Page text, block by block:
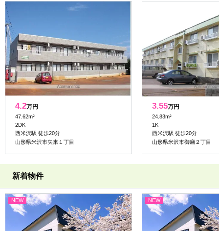
4.2万円
47.62m²
2DK
西米沢駅 徒歩20分
山形県米沢市矢来１丁目
3.55万円
24.83m²
1K
西米沢駅 徒歩20分
山形県米沢市御廟２丁目
新着物件
NEW NEW